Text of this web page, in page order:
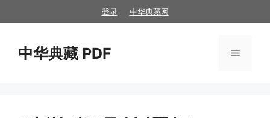
至
登录 中华典藏网
中华典藏 PDF 菜